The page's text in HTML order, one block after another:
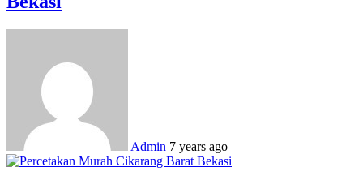
Admin 7 years ago